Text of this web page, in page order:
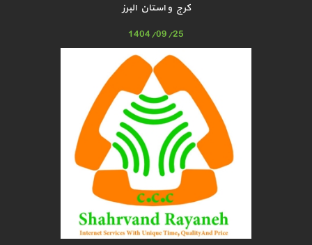
کرج و استان البرز
1404/09/25